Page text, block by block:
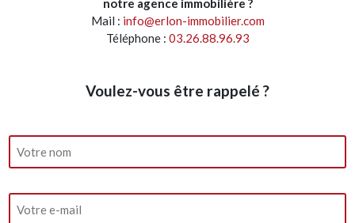
notre agence immobilière ?
Mail : info@erlon-immobilier.com
Téléphone : 03.26.88.96.93
Voulez-vous être rappelé ?